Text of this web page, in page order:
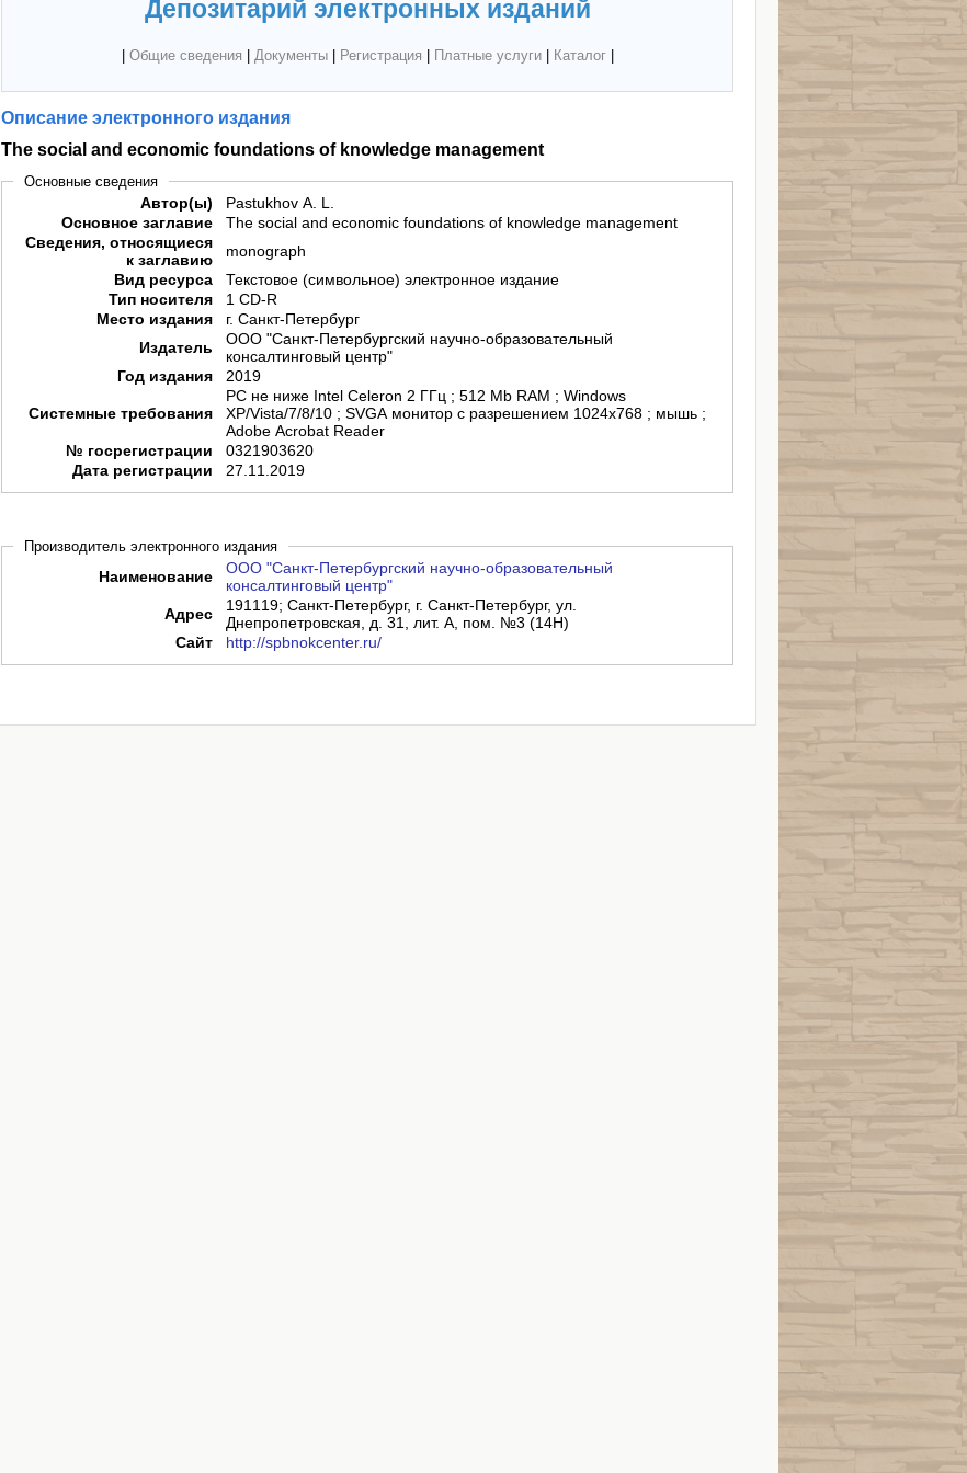
Депозитарий электронных изданий
Общие сведения Документы| Регистрация Платные услуги| Каталог|
Описание электронного издания
The social and economic foundations of knowledge management
Основные сведения
Автор(ы)
Pastukhov A. L.
Основное заглавие
The social and economic foundations of knowledge management
Сведения, относящиеся
к заглавию
monograph
Вид ресурса
Текстовое (символьное) электронное издание
Тип носителя
1 CD-R
Место издания
г. Санкт-Петербург
Издатель
ООО "Санкт-Петербургский научно-образовательный
консалтинговый центр"
Год издания
2019
Системные требования
PC не ниже Intel Celeron 2 ГГц ; 512 Мb RAM ; Windows
XP/Vista/7/8/10 ; SVGA монитор с разрешением 1024х768 ; мышь ;
Adobe Acrobat Reader
№ госрегистрации
0321903620
Дата регистрации
27.11.2019
Производитель электронного издания
Наименование
ООО "Санкт-Петербургский научно-образовательный
консалтинговый центр"
Адрес
191119; Санкт-Петербург, г. Санкт-Петербург, ул.
Днепропетровская, д. 31, лит. А, пом. №3 (14Н)
Сайт
http://spbnokcenter.ru/